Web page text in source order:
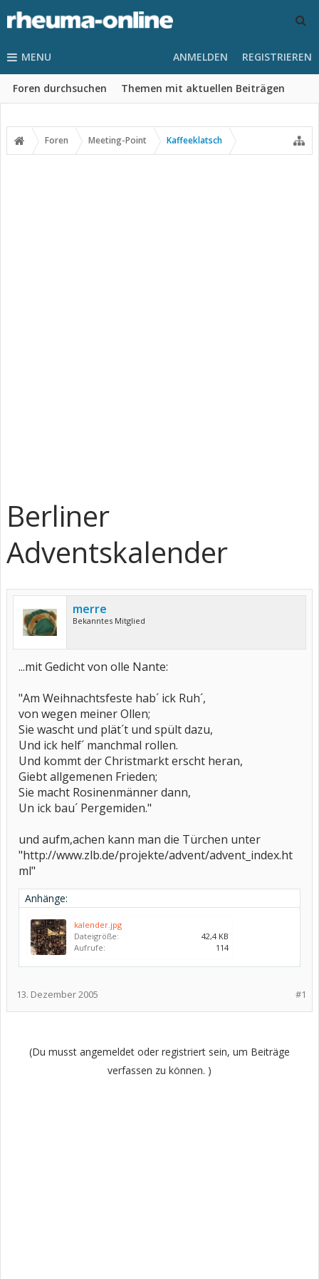
MENU
Foren durchsuchen Themen mit aktuellen Beiträgen
ANMELDEN REGISTRIEREN
Foren Meeting-Point Kaffeeklatsch
Berliner
Adventskalender
merre
Bekanntes Mitglied
...mit Gedicht von olle Nante:
"Am Weihnachtsfeste hab´ ick Ruh´,
von wegen meiner Ollen;
Sie wascht und plät´t und spült dazu,
Und ick helf´ manchmal rollen.
Und kommt der Christmarkt erscht heran,
Giebt allgemenen Frieden;
Sie macht Rosinenmänner dann,
Un ick bau´ Pergemiden."
und aufm,achen kann man die Türchen unter
"http://www.zlb.de/projekte/advent/advent_index.ht
ml"
Anhänge:
kalender.jpg
Dateigröße:
42,4 KB
Aufrufe:
114
#1
13. Dezember 2005
(Du musst angemeldet oder registriert sein, um Beiträge
verfassen zu können. )